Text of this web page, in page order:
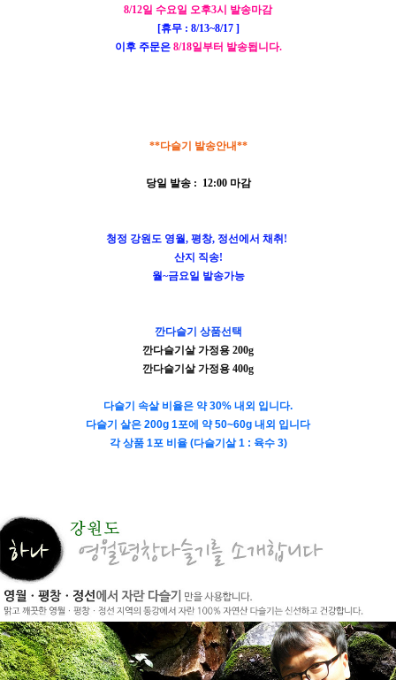
8/12일 수요일 오후3시 발송마감
[휴무 : 8/13~8/17 ]
이후 주문은8/18일부터 발송됩니다.
**다슬기 발송안내**
당일 발송 : 12:00 마감
청정 강원도 영월, 평창, 정선에서 채취!
산지 직송!
월~금요일 발송가능
깐다슬기 상품선택
깐다슬기살 가정용 200g
깐다슬기살 가정용 400g
다슬기 속살 비율은 약 30% 내외 입니다.
다슬기 살은 200g 1포에 약 50~60g 내외 입니다
각 상품 1포 비율 (다슬기살 1 : 육수 3)